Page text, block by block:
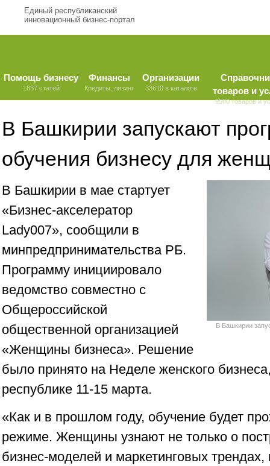
Единый республиканский
инновационный бизнес-портал
Помощь бизнесу
1837 статей
Финансы
Кредиты, лизинг
Организации
33610 в каталоге
товаров и
9580 товаров и
В Башкирии запускают
обучения бизнесу для
В Башкирии
В Башкирии в мае стартует
«Бизнес-акселератор
Lady007», сообщили в
минпредпринимательства РБ.
Программу инициировало
ведомство совместно с
Общероссийской
общественной организацией
«Женщины бизнеса». Решение
было принято на Неделе женского
республике 11-15 марта.
«Как и в прошлом году, обучение будет
режиме. Женщины узнают не только о
бизнес-моделей и маркетинговых трендах,